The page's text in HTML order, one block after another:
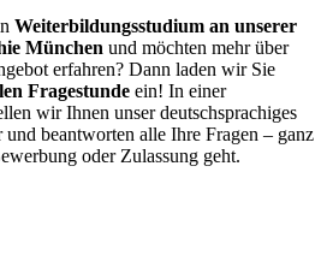
Weiterbildungsstudium an unserer
München und möchten mehr über
erfahren? Dann laden wir Sie
Fragestunde ein! In einer
wir Ihnen unser deutschsprachiges
beantworten alle Ihre Fragen – ganz
oder Zulassung geht.